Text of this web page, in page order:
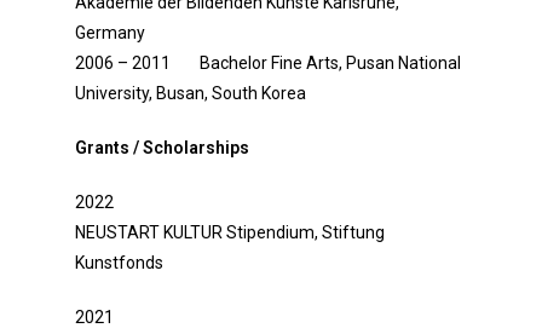
Germany
2006 – 2011 Bachelor Fine Arts, Pusan National
University, Busan, South Korea
Grants / Scholarships
2022
NEUSTART KULTUR Stipendium, Stiftung
Kunstfonds
2021